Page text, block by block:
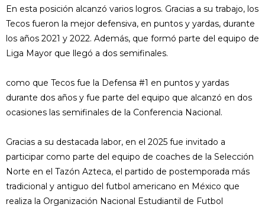
En esta posición alcanzó varios logros. Gracias a su trabajo, los
Tecos fueron la mejor defensiva, en puntos y yardas, durante
los años 2021 y 2022. Además, que formó parte del equipo de
Liga Mayor que llegó a dos semifinales.
como que Tecos fue la Defensa #1 en puntos y yardas
durante dos años y fue parte del equipo que alcanzó en dos
ocasiones las semifinales de la Conferencia Nacional.
Gracias a su destacada labor, en el 2025 fue invitado a
participar como parte del equipo de coaches de la Selección
Norte en el Tazón Azteca, el partido de postemporada más
tradicional y antiguo del futbol americano en México que
realiza la Organización Nacional Estudiantil de Futbol